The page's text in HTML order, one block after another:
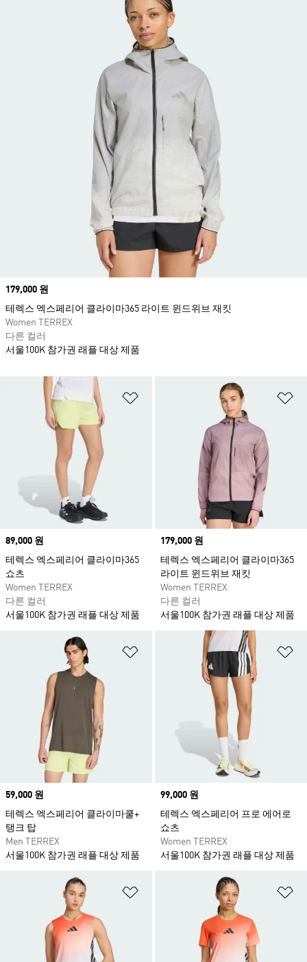
위시리스트 담기
Price
89,000 원
테렉스 엑스페리어 클라이마365
쇼츠
Women TERREX
다른 컬러
서울100K 참가권 래플 대상 제품
Price
179,000 원
테렉스 엑스페리어 클라이마365
라이트 윈드위브 재킷
Women TERREX
다른 컬러
서울100K 참가권 래플 대상 제품
위시리스트 담기
Price
59,000 원
테렉스 엑스페리어 클라이마쿨+
탱크 탑
Men TERREX
서울100K 참가권 래플 대상 제품
Price
99,000 원
테렉스 엑스페리어 프로 에어로
쇼츠
Women TERREX
서울100K 참가권 래플 대상 제품
위시리스트 담기
Price
179,000 원
테렉스 엑스페리어 클라이마365 라이트 윈드위브 재킷
Women TERREX
다른 컬러
서울100K 참가권 래플 대상 제품